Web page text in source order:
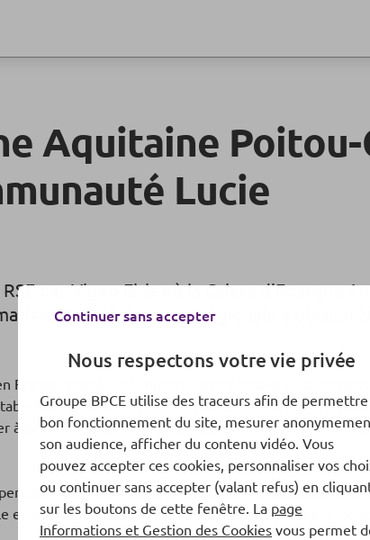
Aquitaine
Lucie
par Vigeo Eiris où la Caisse d’Epargne
de RSE, la Caisse régionale a obtenu
France, aligné sur la norme internationale de la
démarche de respect de toutes ses parties
à la vie d’une communauté dynamique et de
composé d’experts de la RSE qui a attribué le
exerce son métier avec un haut niveau de responsabilité.
Continuer sans accepter
Nous respectons votre vie privée
Groupe BPCE utilise des traceurs afin de
bon fonctionnement du site, mesurer
son audience, afficher du contenu vidéo. Vous
pouvez accepter ces cookies, personnaliser vos
ou continuer sans accepter (valant refus) en
sur les boutons de cette fenêtre. La page
Informations et Gestion des Cookies vous permet